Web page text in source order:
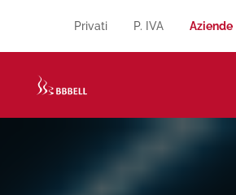
Privati P. IVA Aziende